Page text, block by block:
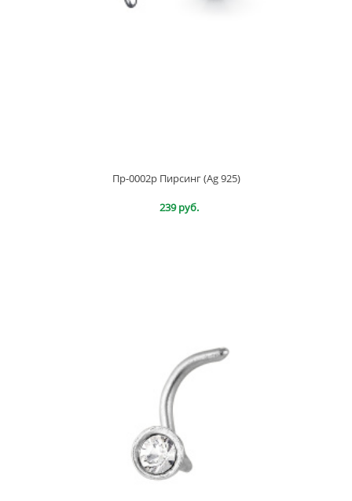
Пр-0002р Пирсинг (Ag 925)
239 руб.